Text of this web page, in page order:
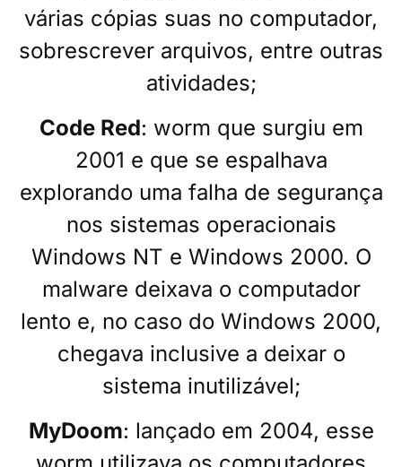
várias cópias suas no computador,
sobrescrever arquivos, entre outras
atividades;
Code Red: worm que surgiu em
2001 e que se espalhava
explorando uma falha de segurança
nos sistemas operacionais
Windows NT e Windows 2000. O
malware deixava o computador
lento e, no caso do Windows 2000,
chegava inclusive a deixar o
sistema inutilizável;
MyDoom: lançado em 2004, esse